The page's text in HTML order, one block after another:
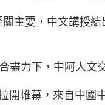
主要，中文講授
盡力下，中阿人
帷幕，來自中